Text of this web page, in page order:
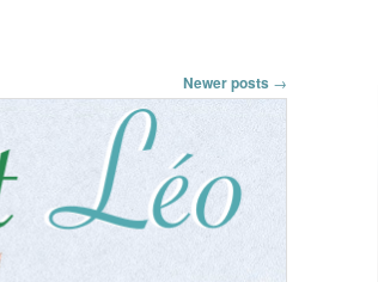
Newer posts →